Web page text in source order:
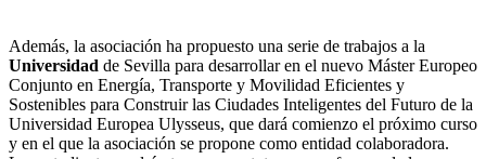
Además, la asociación ha propuesto una serie de trabajos a la
Universidad de Sevilla para desarrollar en el nuevo Máster Europeo
Conjunto en Energía, Transporte y Movilidad Eficientes y
Sostenibles para Construir las Ciudades Inteligentes del Futuro de la
Universidad Europea Ulysseus, que dará comienzo el próximo curso
y en el que la asociación se propone como entidad colaboradora.